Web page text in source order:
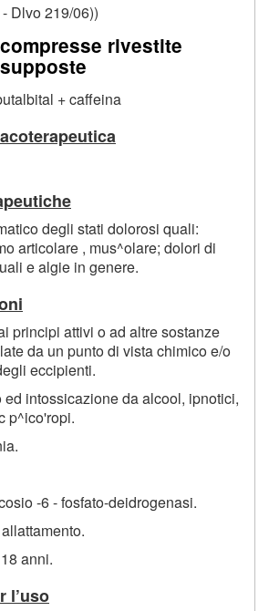
Dlvo 219/06))
rivestite
+ caffeina
degli stati dolorosi quali:
articolare , mus^olare; dolori di
e algie in genere.
attivi o ad altre sostanze
da un punto di vista chimico e/o
eccipienti.
intossicazione da alcool, ipnotici,
p^ico'ropi.
-6 - fosfato-deidrogenasi.
anni.
l’uso